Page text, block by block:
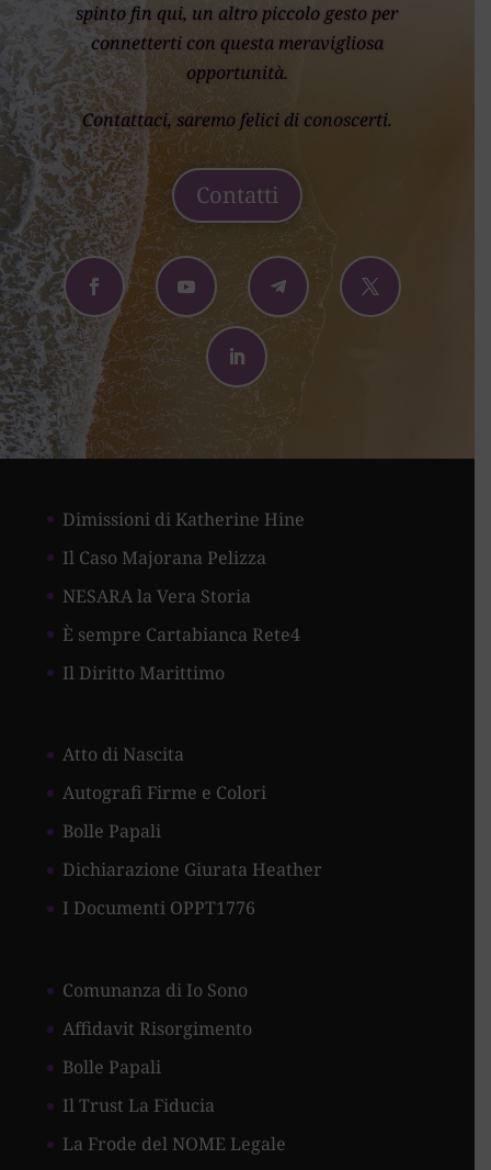
spinto fin qui, un altro piccolo gesto per
connetterti con questa meravigliosa
opportunità.
Contattaci, saremo felici di conoscerti.
Contatti
Dimissioni di Katherine Hine
Il Caso Majorana Pelizza
NESARA la Vera Storia
È sempre Cartabianca Rete4
Il Diritto Marittimo
Atto di Nascita
Autografi Firme e Colori
Bolle Papali
Dichiarazione Giurata Heather
I Documenti OPPT1776
Comunanza di Io Sono
Affidavit Risorgimento
Bolle Papali
Il Trust La Fiducia
La Frode del NOME Legale